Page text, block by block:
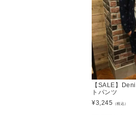
【SALE】
トパンツ
¥3,245 （税込）